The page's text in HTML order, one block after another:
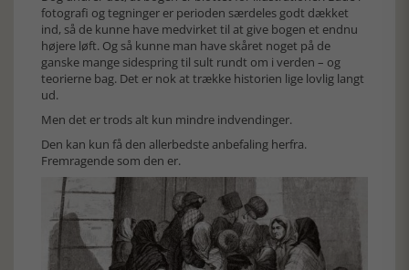
fotografi og tegninger er perioden særdeles godt dækket
ind, så de kunne have medvirket til at give bogen et endnu
højere løft. Og så kunne man have skåret noget på de
ganske mange sidespring til sult rundt om i verden – og
teorierne bag. Det er nok at trække historien lige lovlig langt
ud.
Men det er trods alt kun mindre indvendinger.
Den kan kun få den allerbedste anbefaling herfra.
Fremragende som den er.